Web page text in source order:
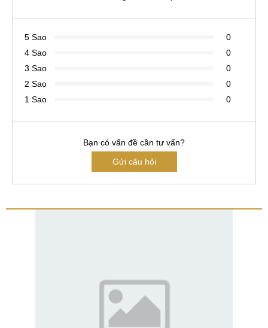
5 Sao
0
4 Sao
0
3 Sao
0
2 Sao
0
1 Sao
0
Bạn có vấn đề cần tư vấn?
Gửi câu hỏi